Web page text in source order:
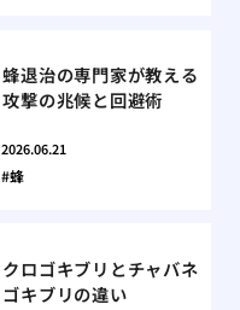
蜂退治の専門家が教える
攻撃の兆候と回避術
2026.06.21
蜂
クロゴキブリとチャバネ
ゴキブリの違い